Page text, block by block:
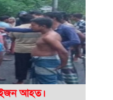
আহত।